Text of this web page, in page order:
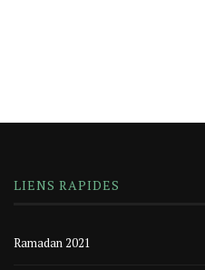
LIENS RAPIDES
Ramadan 2021